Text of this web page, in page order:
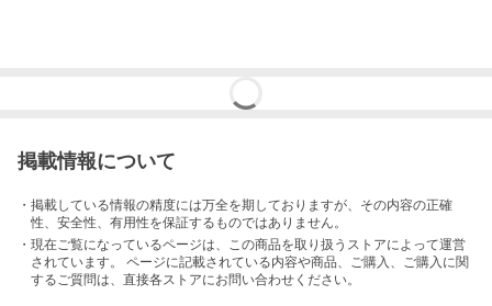
掲載情報について
・掲載している情報の精度には万全を期しておりますが、その内容の正確
性、安全性、有用性を保証するものではありません。
・現在ご覧になっているページは、この商品を取り扱うストアによって運営
されています。 ページに記載されている内容や商品、ご購入 、ご購入に関
するご質問は、直接各ストアにお問い合わせください。